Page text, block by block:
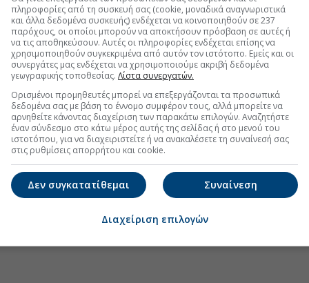
πληροφορίες από τη συσκευή σας (cookie, μοναδικά αναγνωριστικά
και άλλα δεδομένα συσκευής) ενδέχεται να κοινοποιηθούν σε 237
παρόχους, οι οποίοι μπορούν να αποκτήσουν πρόσβαση σε αυτές ή
να τις αποθηκεύσουν. Αυτές οι πληροφορίες ενδέχεται επίσης να
χρησιμοποιηθούν συγκεκριμένα από αυτόν τον ιστότοπο. Εμείς και οι
συνεργάτες μας ενδέχεται να χρησιμοποιούμε ακριβή δεδομένα
γεωγραφικής τοποθεσίας. Λίστα συνεργατών.
Ορισμένοι προμηθευτές μπορεί να επεξεργάζονται τα προσωπικά
δεδομένα σας με βάση το έννομο συμφέρον τους, αλλά μπορείτε να
αρνηθείτε κάνοντας διαχείριση των παρακάτω επιλογών. Αναζητήστε
έναν σύνδεσμο στο κάτω μέρος αυτής της σελίδας ή στο μενού του
ιστοτόπου, για να διαχειριστείτε ή να ανακαλέσετε τη συναίνεσή σας
στις ρυθμίσεις απορρήτου και cookie.
Συναίνεση
Δεν συγκατατίθεμαι
Διαχείριση επιλογών